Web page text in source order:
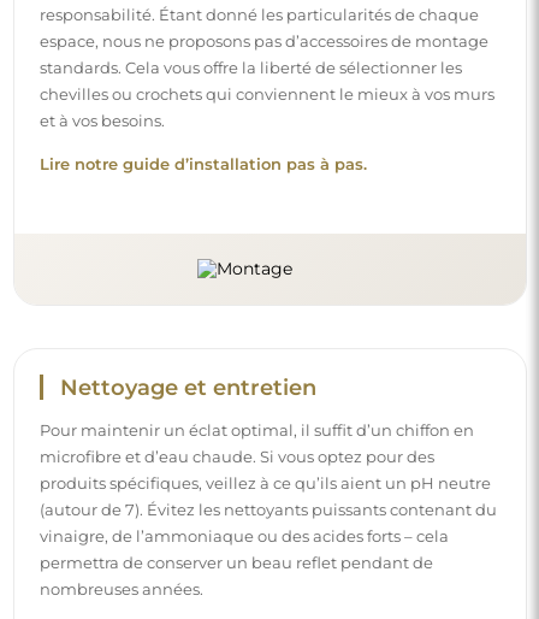
responsabilité. Étant donné les particularités de chaque
espace, nous ne proposons pas d’accessoires de montage
standards. Cela vous offre la liberté de sélectionner les
chevilles ou crochets qui conviennent le mieux à vos murs
et à vos besoins.
Lire notre guide d’installation pas à pas.
Nettoyage et entretien
Pour maintenir un éclat optimal, il suffit d’un chiffon en
microfibre et d’eau chaude. Si vous optez pour des
produits spécifiques, veillez à ce qu’ils aient un pH neutre
(autour de 7). Évitez les nettoyants puissants contenant du
vinaigre, de l’ammoniaque ou des acides forts – cela
permettra de conserver un beau reflet pendant de
nombreuses années.